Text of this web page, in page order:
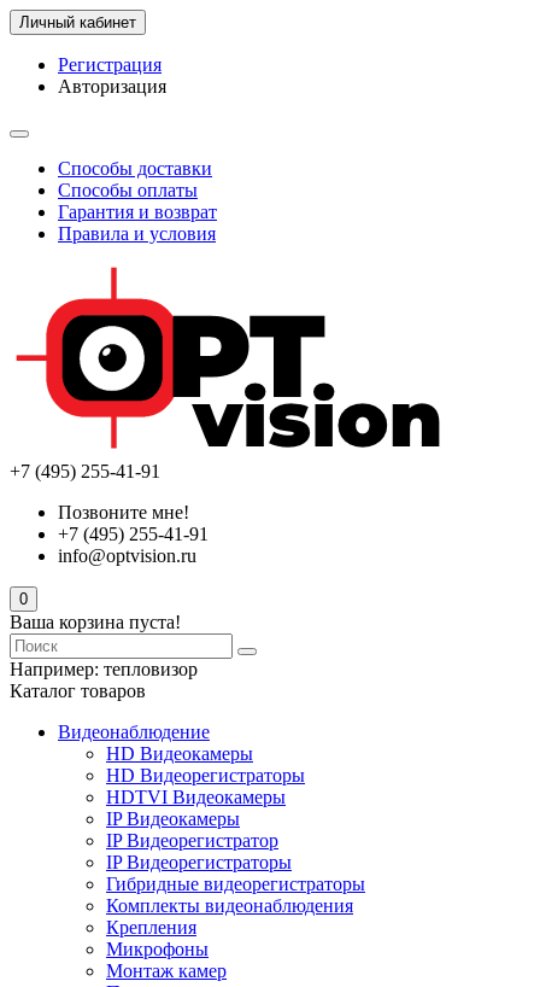
Личный кабинет
Регистрация
Авторизация
Способы доставки
Способы оплаты
Гарантия и возврат
Правила и условия
+7 (495) 255-41-91
Позвоните мне!
+7 (495) 255-41-91
info@optvision.ru
0
Ваша корзина пуста!
Например: тепловизор
Каталог товаров
Видеонаблюдение
HD Видеокамеры
HD Видеорегистраторы
HDTVI Видеокамеры
IP Видеокамеры
IP Видеорегистратор
IP Видеорегистраторы
Гибридные видеорегистраторы
Комплекты видеонаблюдения
Крепления
Микрофоны
Монтаж камер